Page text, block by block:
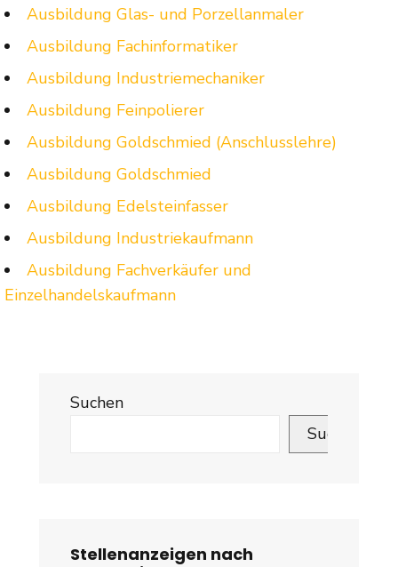
Ausbildung Glas- und Porzellanmaler
Ausbildung Fachinformatiker
Ausbildung Industriemechaniker
Ausbildung Feinpolierer
Ausbildung Goldschmied (Anschlusslehre)
Ausbildung Goldschmied
Ausbildung Edelsteinfasser
Ausbildung Industriekaufmann
Ausbildung Fachverkäufer und
Einzelhandelskaufmann
Suchen
Suchen
Stellenanzeigen nach